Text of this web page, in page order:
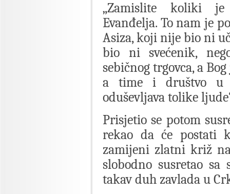
„Zamislite koliki
Evanđelja. To nam je
Asiza, koji nije bio ni
bio ni svećenik,
sebičnog trgovca, a
a time i društvo u
oduševljava tolike
Prisjetio se potom
rekao da će postati
zamijeni zlatni križ
slobodno susretao
takav duh zavlada u